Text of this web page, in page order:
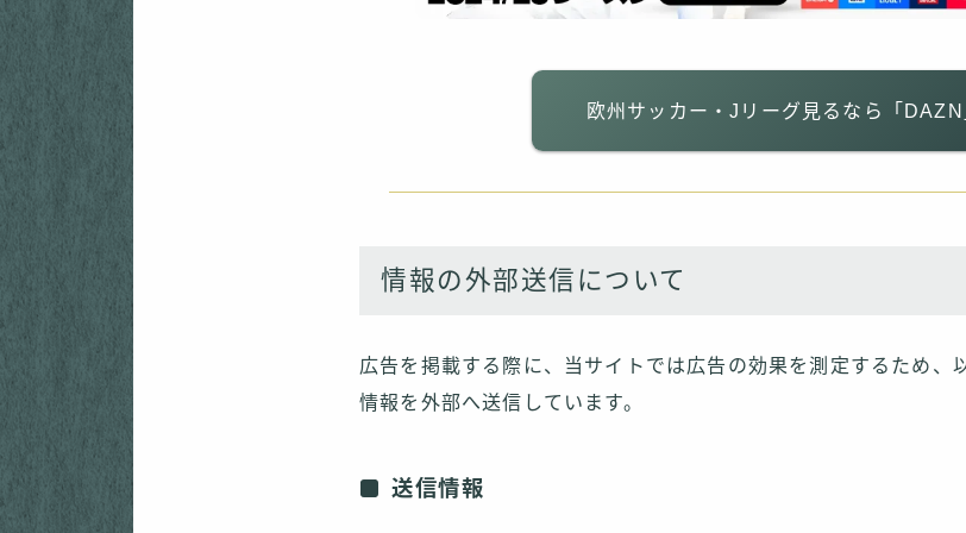
欧州サッカー・Jリーグ見るなら「DAZN
情報の外部送信について
広告を掲載する際に、当サイトでは広告の効果を測定するため、
情報を外部へ送信しています。
送信情報